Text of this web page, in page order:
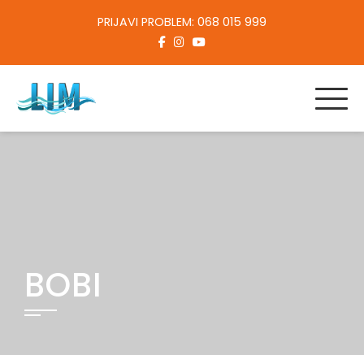
PRIJAVI PROBLEM: 068 015 999
BOBI